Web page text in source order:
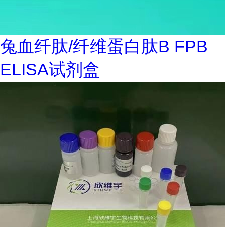
兔血纤肽/纤维蛋白肽B FPB
ELISA试剂盒